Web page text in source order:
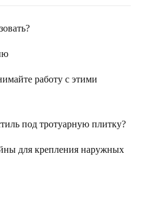
работу с этими
под тротуарную плитку?
для крепления наружных